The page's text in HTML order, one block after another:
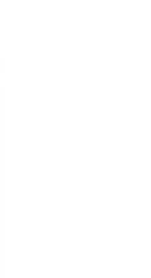
相關責
本公司
審查
情
行